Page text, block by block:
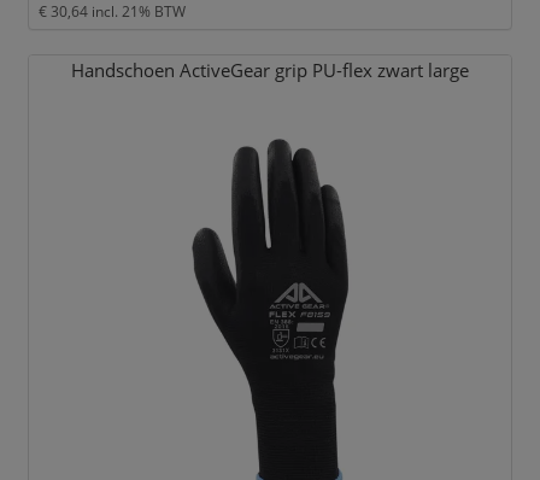
€ 30,64 incl. 21% BTW
Handschoen ActiveGear grip PU-flex zwart large